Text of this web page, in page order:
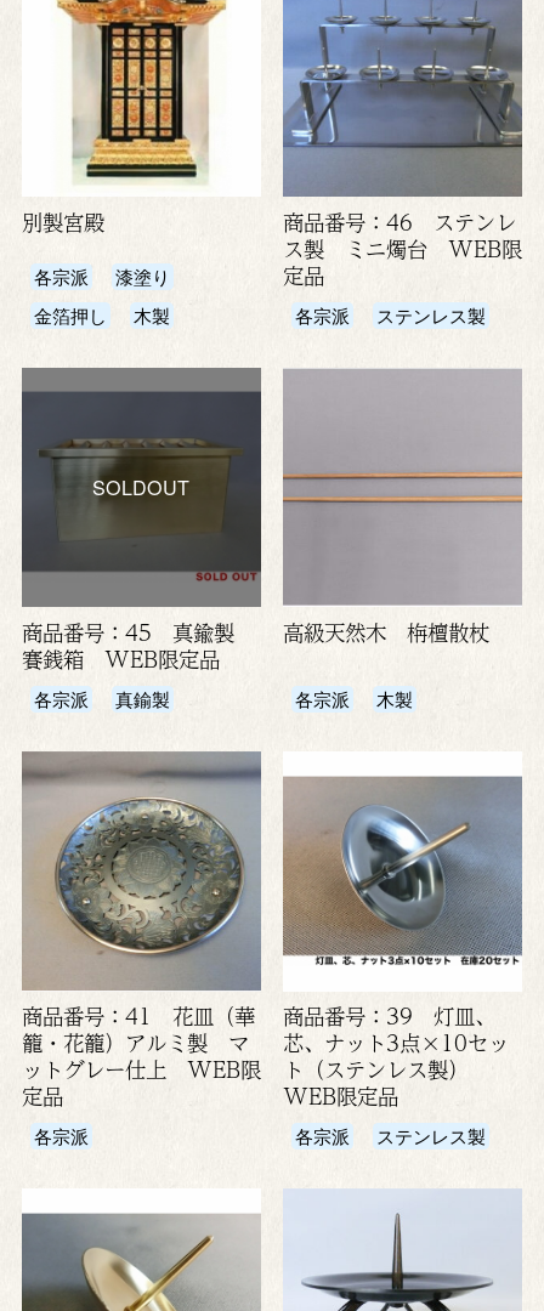
別製宮殿
各宗派
漆塗り
金箔押し
木製
商品番号：46 ステンレ
ス製 ミニ燭台 WEB限
定品
各宗派 ステンレス製
SOLDOUT
商品番号：45 真鍮製
賽銭箱 WEB限定品
各宗派 真鍮製
高級天然木 栴檀散杖
各宗派 木製
商品番号：41 花皿（華
籠・花籠）アルミ製 マ
ットグレー仕上 WEB限
定品
各宗派
商品番号：39 灯皿、
芯、ナット3点×10セッ
ト（ステンレス製）
WEB限定品
各宗派 ステンレス製